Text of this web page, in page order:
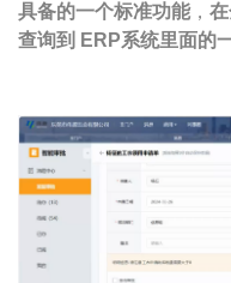
具备的一个标准功能，
查询到 ERP系统里面的